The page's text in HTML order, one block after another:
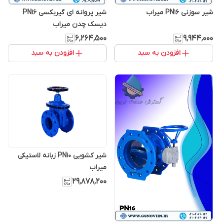
شیر سوزنی PN16 میراب
۹٬۹۴۴٬۰۰۰
افزودن به سبد
شیر پروانه ای گیربکسی PN16
دیسک چدن میراب
۶٬۲۶۴٬۵۰۰
افزودن به سبد
شیر کشویی PN10 زبانه لاستیکی
میراب
۲۹٬۸۷۸٬۲۰۰